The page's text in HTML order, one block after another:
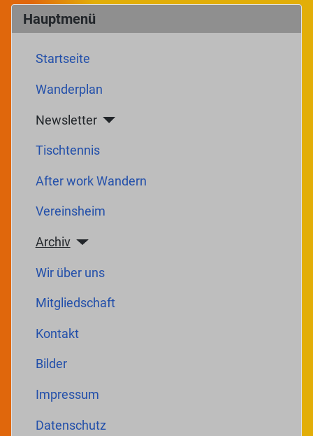
Hauptmenü
Startseite
Wanderplan
Newsletter
Tischtennis
After work Wandern
Vereinsheim
Archiv
Wir über uns
Mitgliedschaft
Kontakt
Bilder
Impressum
Datenschutz